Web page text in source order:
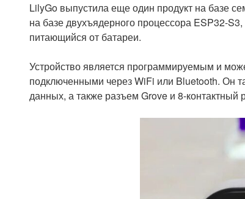
LilyGo выпустила еще один продукт на базе
на базе двухъядерного процессора ESP32-
питающийся от батареи.
Устройство является программируемым и
подключенными через WiFi или Bluetooth. Он
данных, а также разъем Grove и 8-